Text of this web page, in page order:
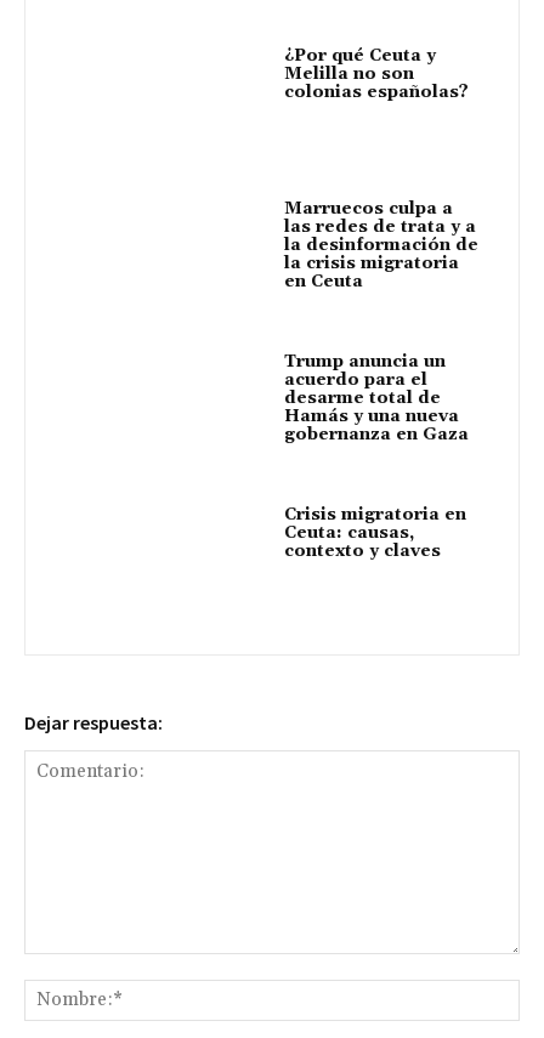
¿Por qué Ceuta y
Melilla no son
colonias españolas?
Marruecos culpa a
las redes de trata y a
la desinformación de
la crisis migratoria
en Ceuta
Trump anuncia un
acuerdo para el
desarme total de
Hamás y una nueva
gobernanza en Gaza
Crisis migratoria en
Ceuta: causas,
contexto y claves
Dejar respuesta: